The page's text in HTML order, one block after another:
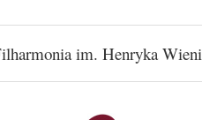
im. Henryka